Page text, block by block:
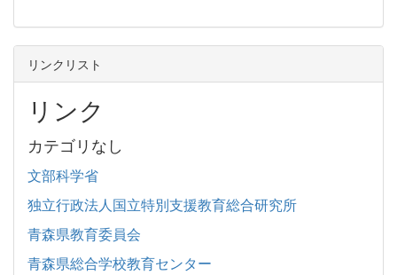
リンクリスト
リンク
カテゴリなし
文部科学省
独立行政法人国立特別支援教育総合研究所
青森県教育委員会
青森県総合学校教育センター